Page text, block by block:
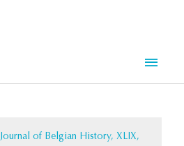
Journal of Belgian History, XLIX,